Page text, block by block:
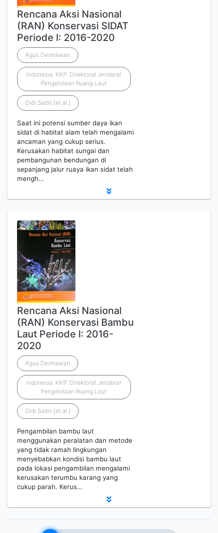
Rencana Aksi Nasional
(RAN) Konservasi SIDAT
Periode I: 2016-2020
Agus Dermawan
Indonesia. KKP. Direktorat Jenderal
Pengelolaan Ruang Laut
Didi Sadili [et.al.]
Saat ini potensi sumber daya ikan
sidat di habitat alam telah mengalami
ancaman yang cukup serius.
Kerusakan habitat sungai dan
pembangunan bendungan di
sepanjang jalur ruaya ikan sidat telah
mengh…
Rencana Aksi Nasional
(RAN) Konservasi Bambu
Laut Periode I: 2016-
2020
Agus Dermawan
Indonesia. KKP. Direktorat Jenderal
Pengelolaan Ruang Laut
Didi Sadili [et.al.]
Pengambilan bambu laut
menggunakan peralatan dan metode
yang tidak ramah lingkungan
menyebabkan kondisi bambu laut
pada lokasi pengambilan mengalami
kerusakan terumbu karang yang
cukup parah. Kerus…